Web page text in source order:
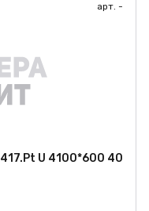
арт. -
U 4100*600 40